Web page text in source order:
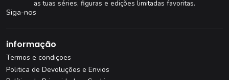
as tuas séries, figuras e edições limitadas favoritas.
Siga-nos
informação
Termos e condiçoes
Politica de Devoluções e Envios